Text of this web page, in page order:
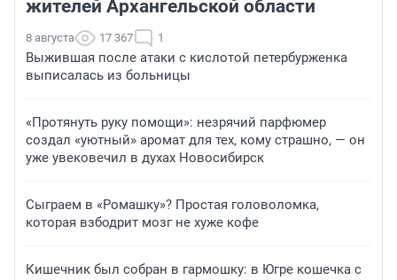
жителей Архангельской области
8 августа 17 367 1
Выжившая после атаки с кислотой петербурженка
выписалась из больницы
«Протянуть руку помощи»: незрячий парфюмер
создал «уютный» аромат для тех, кому страшно, — он
уже увековечил в духах Новосибирск
Сыграем в «Ромашку»? Простая головоломка,
которая взбодрит мозг не хуже кофе
Кишечник был собран в гармошку: в Югре кошечка с